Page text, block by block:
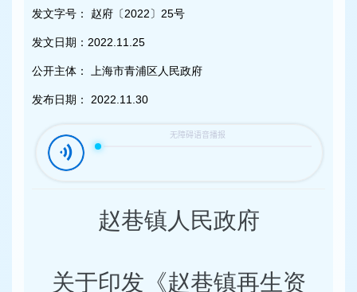
发文字号： 赵府〔2022〕25号
发文日期： 2022.11.25
公开主体： 上海市青浦区人民政府
发布日期： 2022.11.30
赵巷镇人民政府
关于印发《赵巷镇再生资